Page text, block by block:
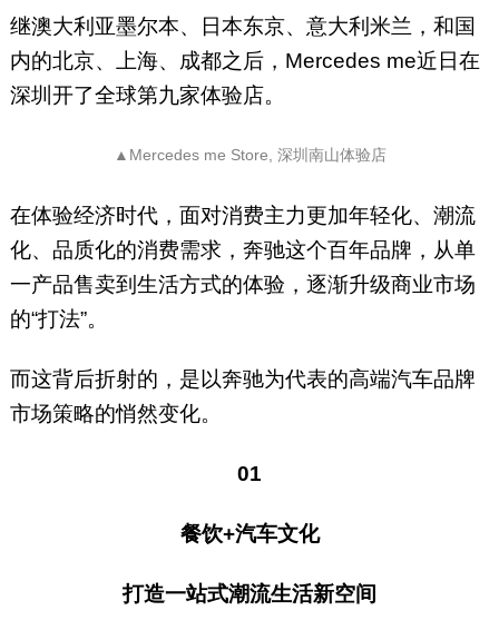
继澳大利亚墨尔本、日本东京、意大利米兰，和国
内的北京、上海、成都之后，Mercedes me近日在
深圳开了全球第九家体验店。
▲Mercedes me Store, 深圳南山体验店
在体验经济时代，面对消费主力更加年轻化、潮流
化、品质化的消费需求，奔驰这个百年品牌，从单
一产品售卖到生活方式的体验，逐渐升级商业市场
的“打法”。
而这背后折射的，是以奔驰为代表的高端汽车品牌
市场策略的悄然变化。
01
餐饮+汽车文化
打造一站式潮流生活新空间